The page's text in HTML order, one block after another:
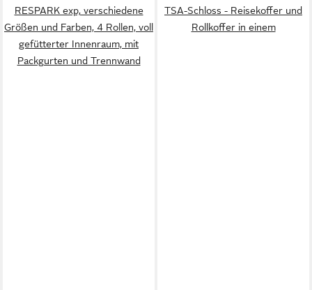
RESPARK exp, verschiedene
Größen und Farben, 4 Rollen, voll
gefütterter Innenraum, mit
Packgurten und Trennwand
TSA-Schloss - Reisekoffer und
Rollkoffer in einem